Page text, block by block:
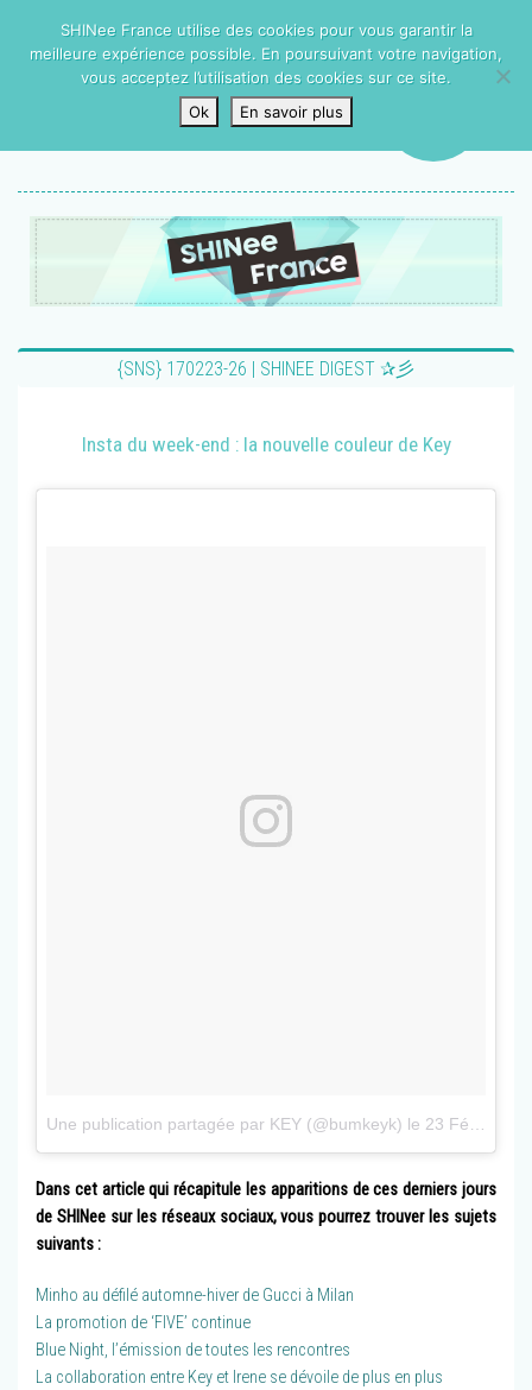
{SNS} 170223-26 | SHINEE DIGEST ✰彡
Insta du week-end : la nouvelle couleur de Key
Une publication partagée par KEY (@bumkeyk) le 23 Févr. 2017 à 3h03 PST
Dans cet article qui récapitule les apparitions de ces derniers jours
de SHINee sur les réseaux sociaux, vous pourrez trouver les sujets
suivants :
Minho au défilé automne-hiver de Gucci à Milan
La promotion de ‘FIVE’ continue
Blue Night, l’émission de toutes les rencontres
La collaboration entre Key et Irene se dévoile de plus en plus
SHINee France utilise des cookies pour vous garantir la
meilleure expérience possible. En poursuivant votre navigation,
vous acceptez l’utilisation des cookies sur ce site.
Ok
En savoir plus